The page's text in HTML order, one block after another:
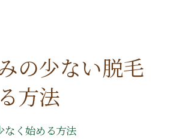
の少ない脱毛
方法
なく始める方法